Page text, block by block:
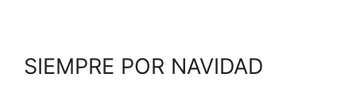
SIEMPRE POR NAVIDAD